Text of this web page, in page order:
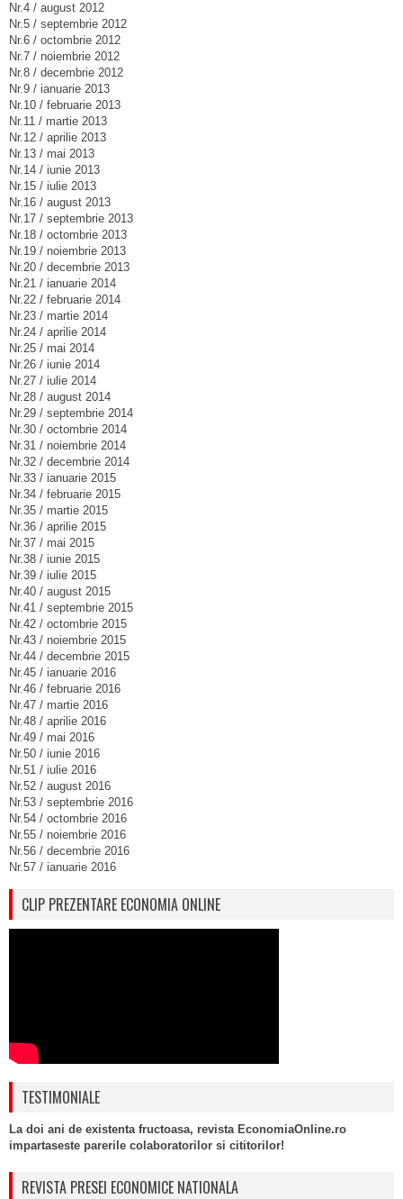
Nr.4 / august 2012
Nr.5 / septembrie 2012
Nr.6 / octombrie 2012
Nr.7 / noiembrie 2012
Nr.8 / decembrie 2012
Nr.9 / ianuarie 2013
Nr.10 / februarie 2013
Nr.11 / martie 2013
Nr.12 / aprilie 2013
Nr.13 / mai 2013
Nr.14 / iunie 2013
Nr.15 / iulie 2013
Nr.16 / august 2013
Nr.17 / septembrie 2013
Nr.18 / octombrie 2013
Nr.19 / noiembrie 2013
Nr.20 / decembrie 2013
Nr.21 / ianuarie 2014
Nr.22 / februarie 2014
Nr.23 / martie 2014
Nr.24 / aprilie 2014
Nr.25 / mai 2014
Nr.26 / iunie 2014
Nr.27 / iulie 2014
Nr.28 / august 2014
Nr.29 / septembrie 2014
Nr.30 / octombrie 2014
Nr.31 / noiembrie 2014
Nr.32 / decembrie 2014
Nr.33 / ianuarie 2015
Nr.34 / februarie 2015
Nr.35 / martie 2015
Nr.36 / aprilie 2015
Nr.37 / mai 2015
Nr.38 / iunie 2015
Nr.39 / iulie 2015
Nr.40 / august 2015
Nr.41 / septembrie 2015
Nr.42 / octombrie 2015
Nr.43 / noiembrie 2015
Nr.44 / decembrie 2015
Nr.45 / ianuarie 2016
Nr.46 / februarie 2016
Nr.47 / martie 2016
Nr.48 / aprilie 2016
Nr.49 / mai 2016
Nr.50 / iunie 2016
Nr.51 / iulie 2016
Nr.52 / august 2016
Nr.53 / septembrie 2016
Nr.54 / octombrie 2016
Nr.55 / noiembrie 2016
Nr.56 / decembrie 2016
Nr.57 / ianuarie 2016
CLIP PREZENTARE ECONOMIA ONLINE
TESTIMONIALE
La doi ani de existenta fructoasa, revista EconomiaOnline.ro
impartaseste parerile colaboratorilor si cititorilor!
REVISTA PRESEI ECONOMICE NATIONALA